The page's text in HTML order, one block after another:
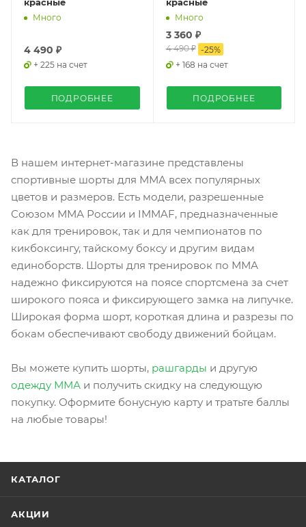
красные
Много
4 490 ₽
+ 225 на счет
ПОДРОБНЕЕ
красные
Много
3 360 ₽
4 490 ₽ -25%
+ 168 на счет
ПОДРОБНЕЕ
В нашем интернет-магазине представлены
спортивные шорты для ММА всех популярных
цветов и размеров. Есть модели, разрешенные
Союзом ММА России и IMMAF, предназначенные
как для тренировок, так и для чемпионатов по
кикбоксингу, тайскому боксу и другим видам
единоборств. Шорты для тренировок по ММА
надежно фиксируются на поясе спортсмена за счет
широкого пояса и фиксирующего замка на липучке.
Широкая форма шорт, короткая длина и разрезы по
бокам обеспечивают свободу движений бойцам.
Вы можете купить шорты, рашгарды и другую
одежду ММА и получить скидку на следующую
покупку. Оформите бонусную карту и тратьте баллы
на любые товары!
КАТАЛОГ
АКЦИИ